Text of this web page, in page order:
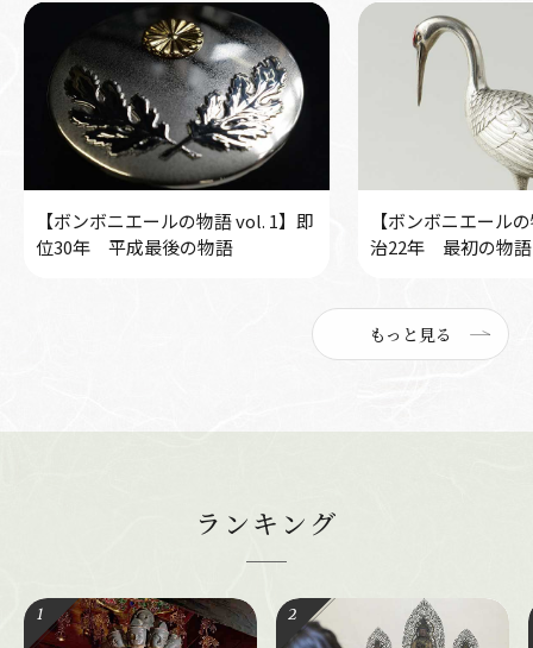
【ボンボニエールの物語 vol. 1】即
位30年 平成最後の物語
【ボンボニエール
治22年 最初の物語
もっと見る
ランキング